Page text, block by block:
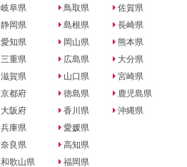
岐阜県
静岡県
愛知県
三重県
滋賀県
京都府
大阪府
兵庫県
奈良県
和歌山県
鳥取県
島根県
岡山県
広島県
山口県
徳島県
香川県
愛媛県
高知県
福岡県
佐賀県
長崎県
熊本県
大分県
宮崎県
鹿児島県
沖縄県